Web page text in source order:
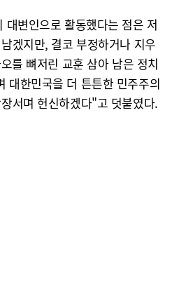
변인으로 활동했다는 점은 저
겠지만, 결코 부정하거나 지우
를 뼈저린 교훈 삼아 남은 정치
대한민국을 더 튼튼한 민주주의
서며 헌신하겠다"고 덧붙였다.